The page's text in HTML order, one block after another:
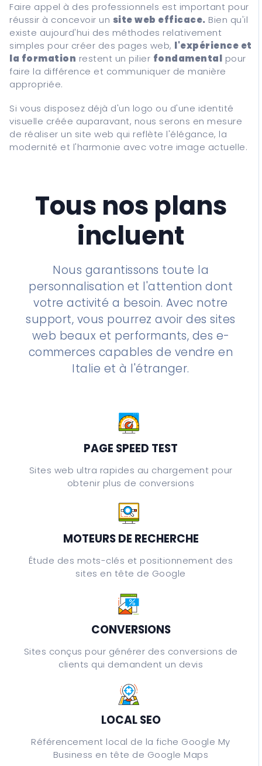
Faire appel à des professionnels est important pour
réussir à concevoir un site web efficace. Bien qu'il
existe aujourd'hui des méthodes relativement
simples pour créer des pages web, l'expérience et
la formation restent un pilier fondamental pour
faire la différence et communiquer de manière
appropriée.
Si vous disposez déjà d'un logo ou d'une identité
visuelle créée auparavant, nous serons en mesure
de réaliser un site web qui reflète l'élégance, la
modernité et l'harmonie avec votre image actuelle.
Tous nos plans
incluent
Nous garantissons toute la
personnalisation et l'attention dont
votre activité a besoin. Avec notre
support, vous pourrez avoir des sites
web beaux et performants, des e-
commerces capables de vendre en
Italie et à l'étranger.
PAGE SPEED TEST
Sites web ultra rapides au chargement pour
obtenir plus de conversions
MOTEURS DE RECHERCHE
Étude des mots-clés et positionnement des
sites en tête de Google
CONVERSIONS
Sites conçus pour générer des conversions de
clients qui demandent un devis
LOCAL SEO
Référencement local de la fiche Google My
Business en tête de Google Maps